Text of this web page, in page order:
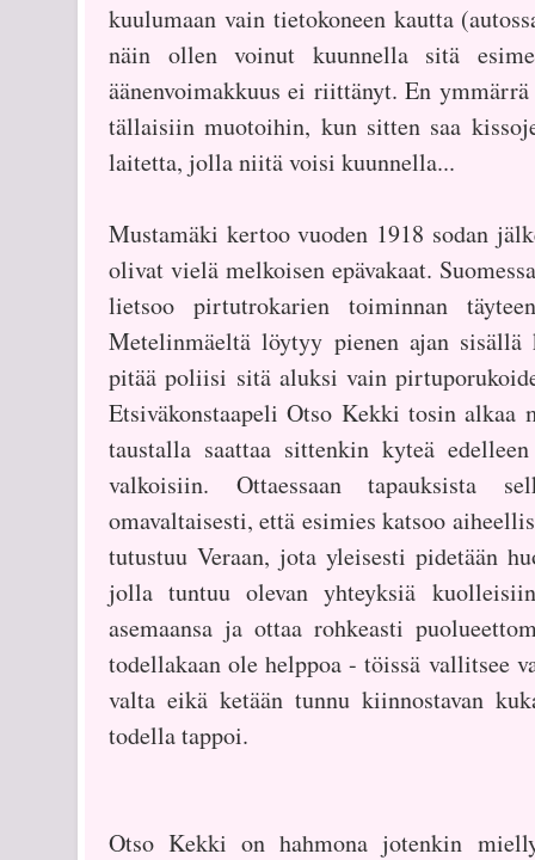
kuulumaan vain tietokoneen kautta
näin ollen voinut kuunnella sitä
äänenvoimakkuus ei riittänyt. En
tällaisiin muotoihin, kun sitten saa
laitetta, jolla niitä voisi kuunnella...
Mustamäki kertoo vuoden 1918 sodan
olivat vielä melkoisen epävakaat.
lietsoo pirtutrokarien toiminnan
Metelinmäeltä löytyy pienen ajan sisällä
pitää poliisi sitä aluksi vain
Etsiväkonstaapeli Otso Kekki tosin alkaa
taustalla saattaa sittenkin kyteä
valkoisiin. Ottaessaan tapauksista
omavaltaisesti, että esimies katsoo
tutustuu Veraan, jota yleisesti pidetään
jolla tuntuu olevan yhteyksiä
asemaansa ja ottaa rohkeasti
todellakaan ole helppoa - töissä vallitsee
valta eikä ketään tunnu kiinnostavan
todella tappoi.
Otso Kekki on hahmona jotenkin